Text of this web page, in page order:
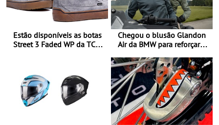
Estão disponíveis as botas
Street 3 Faded WP da TCX
Chegou o blusão Glandon
Air da BMW para reforçar
verão